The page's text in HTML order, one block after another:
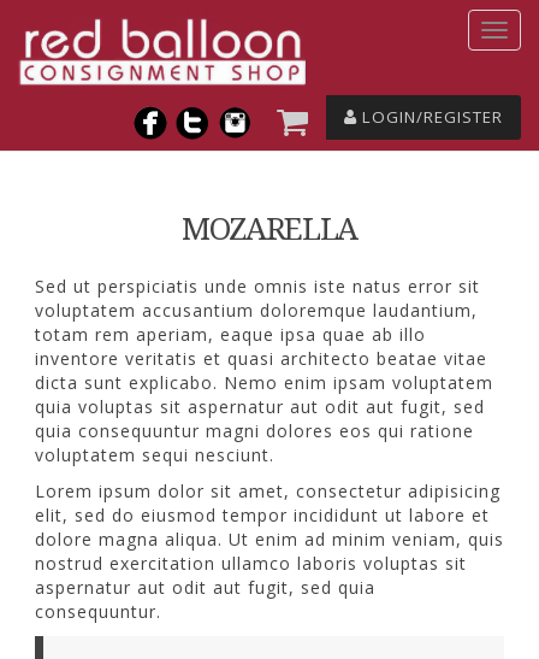
LOGIN/REGISTER
MOZARELLA
Sed ut perspiciatis unde omnis iste natus error sit
voluptatem accusantium doloremque laudantium,
totam rem aperiam, eaque ipsa quae ab illo
inventore veritatis et quasi architecto beatae vitae
dicta sunt explicabo. Nemo enim ipsam voluptatem
quia voluptas sit aspernatur aut odit aut fugit, sed
quia consequuntur magni dolores eos qui ratione
voluptatem sequi nesciunt.
Lorem ipsum dolor sit amet, consectetur adipisicing
elit, sed do eiusmod tempor incididunt ut labore et
dolore magna aliqua. Ut enim ad minim veniam, quis
nostrud exercitation ullamco laboris voluptas sit
aspernatur aut odit aut fugit, sed quia
consequuntur.